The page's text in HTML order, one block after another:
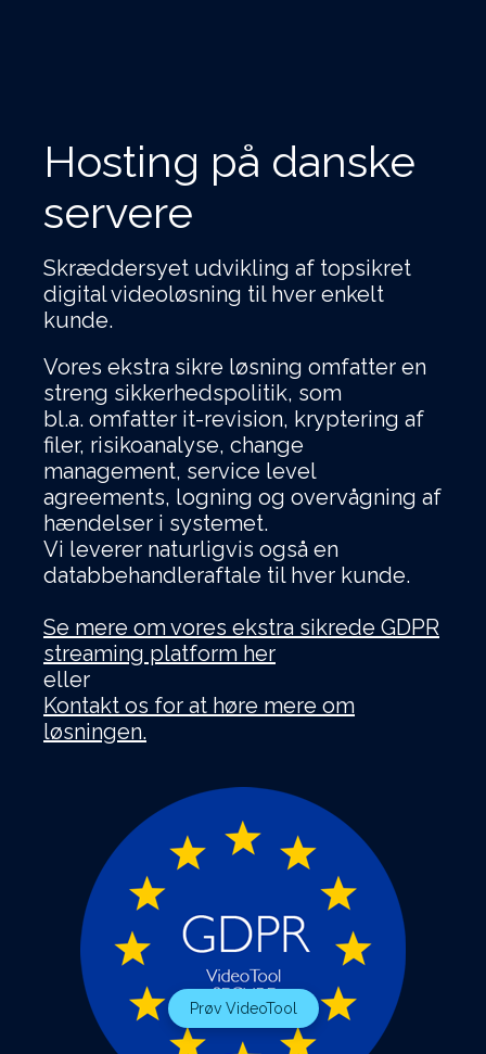
Hosting på danske
servere
Skræddersyet udvikling af topsikret
digital videoløsning til hver enkelt
kunde.
Vores ekstra sikre løsning omfatter en
streng sikkerhedspolitik, som
bl.a. omfatter it-revision, kryptering af
filer, risikoanalyse, change
management, service level
agreements, logning og overvågning af
hændelser i systemet.
Vi leverer naturligvis også en
databbehandleraftale til hver kunde.
Se mere om vores ekstra sikrede GDPR
streaming platform her
eller
Kontakt os for at høre mere om
løsningen.
Prøv VideoTool